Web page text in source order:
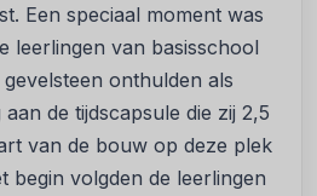
Een speciaal moment was
leerlingen van basisschool
onthulden als
de tijdscapsule die zij 2,5
van de bouw op deze plek
begin volgden de leerlingen